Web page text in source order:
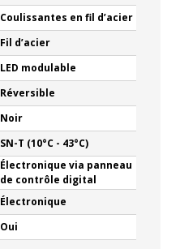
Coulissantes en fil d’acier
Fil d’acier
LED modulable
Réversible
Noir
SN-T (10°C - 43°C)
Électronique via panneau
de contrôle digital
Électronique
Oui